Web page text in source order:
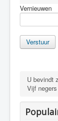
Vernieuwen
Verstuur
U bevindt
Vijf